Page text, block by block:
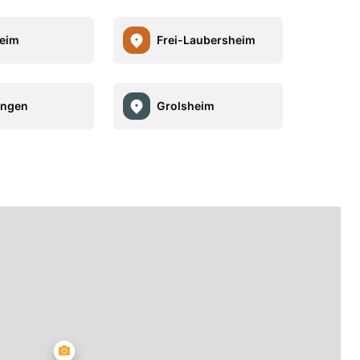
Frei-Laubersheim
Grolsheim